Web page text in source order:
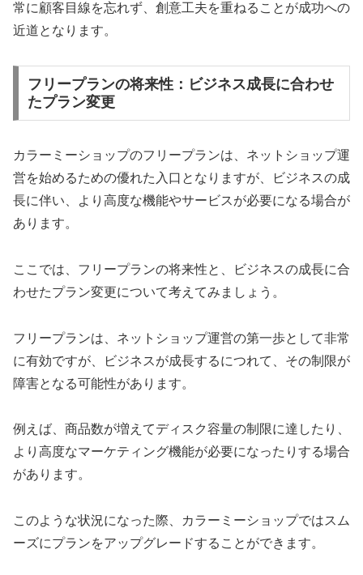
常に顧客目線を忘れず、創意工夫を重ねることが成功への
近道となります。
フリープランの将来性：ビジネス成長に合わせ
たプラン変更
カラーミーショップのフリープランは、ネットショップ運
営を始めるための優れた入口となりますが、ビジネスの成
長に伴い、より高度な機能やサービスが必要になる場合が
あります。
ここでは、フリープランの将来性と、ビジネスの成長に合
わせたプラン変更について考えてみましょう。
フリープランは、ネットショップ運営の第一歩として非常
に有効ですが、ビジネスが成長するにつれて、その制限が
障害となる可能性があります。
例えば、商品数が増えてディスク容量の制限に達したり、
より高度なマーケティング機能が必要になったりする場合
があります。
このような状況になった際、カラーミーショップではスム
ーズにプランをアップグレードすることができます。